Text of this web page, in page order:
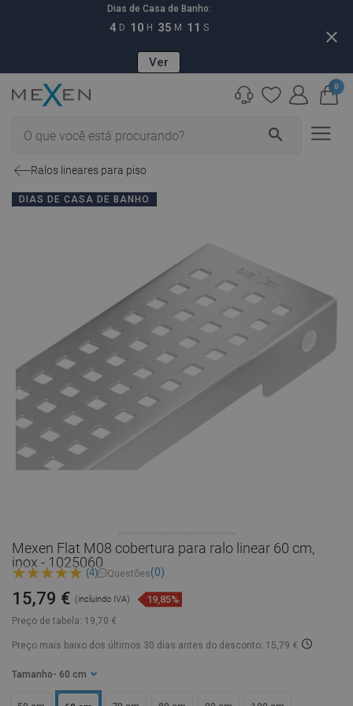
Dias de Casa de Banho:
4 D 10 H 35 M 10 S
Ver
close
search
0
Ralos lineares para piso
DIAS DE CASA DE BANHO
Mexen Flat M08 cobertura para ralo linear 60 cm,
inox - 1025060
(4) Questões(0)
Preço de tabela: 19,70 €
15,79 € (incluindo IVA) 19,85%
Preço mais baixo dos últimos 30 dias antes do desconto: 15,79 €
Tamanho - 60 cm